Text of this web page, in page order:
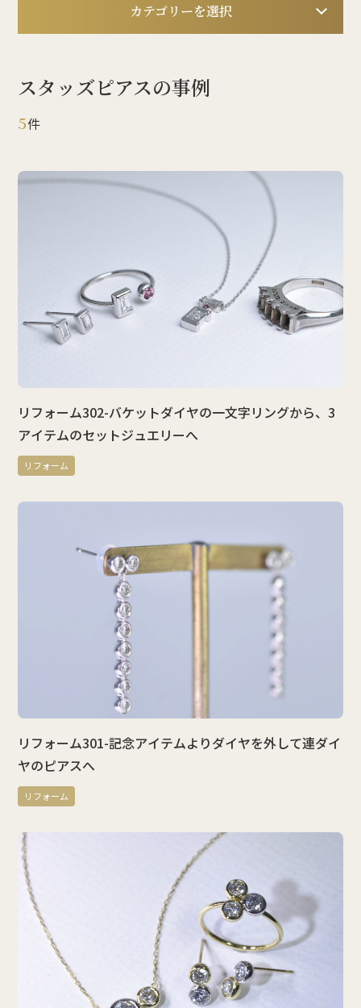
カテゴリーを選択
スタッズピアスの事例
5件
リフォーム302-バケットダイヤの一文字リングから、3
アイテムのセットジュエリーへ
リフォーム
リフォーム301-記念アイテムよりダイヤを外して連ダイ
ヤのピアスへ
リフォーム